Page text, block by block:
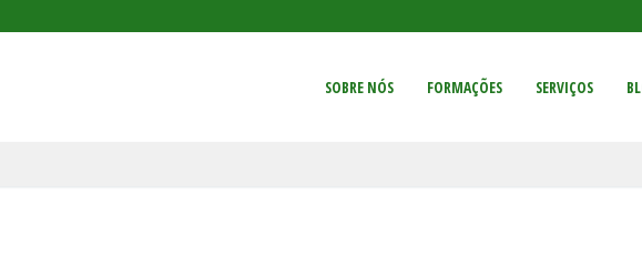
SOBRE NÓS
FORMAÇÕES SERVIÇOS